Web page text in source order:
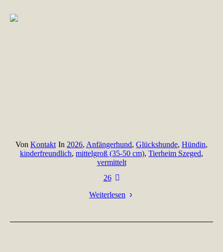
Von Kontakt In 2026, Anfängerhund, Glückshunde, Hündin,
kinderfreundlich, mittelgroß (35-50 cm), Tierheim Szeged,
vermittelt
26
Weiterlesen